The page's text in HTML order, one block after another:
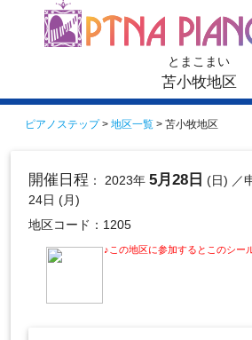
とまこまい
苫小牧地区
ピアノステップ> 地区一覧 > 苫小牧地区
開催日程 ： 2023年 5月28日 (日) ／
24日 (月)
地区コード：1205
♪この地区に参加するとこのシー